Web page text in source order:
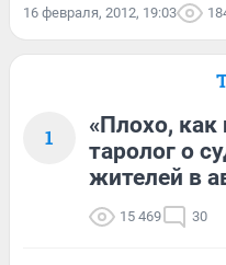
16 февраля, 2012, 19:03
1
«Плохо, как
таролог о
жителей в
15 469 30